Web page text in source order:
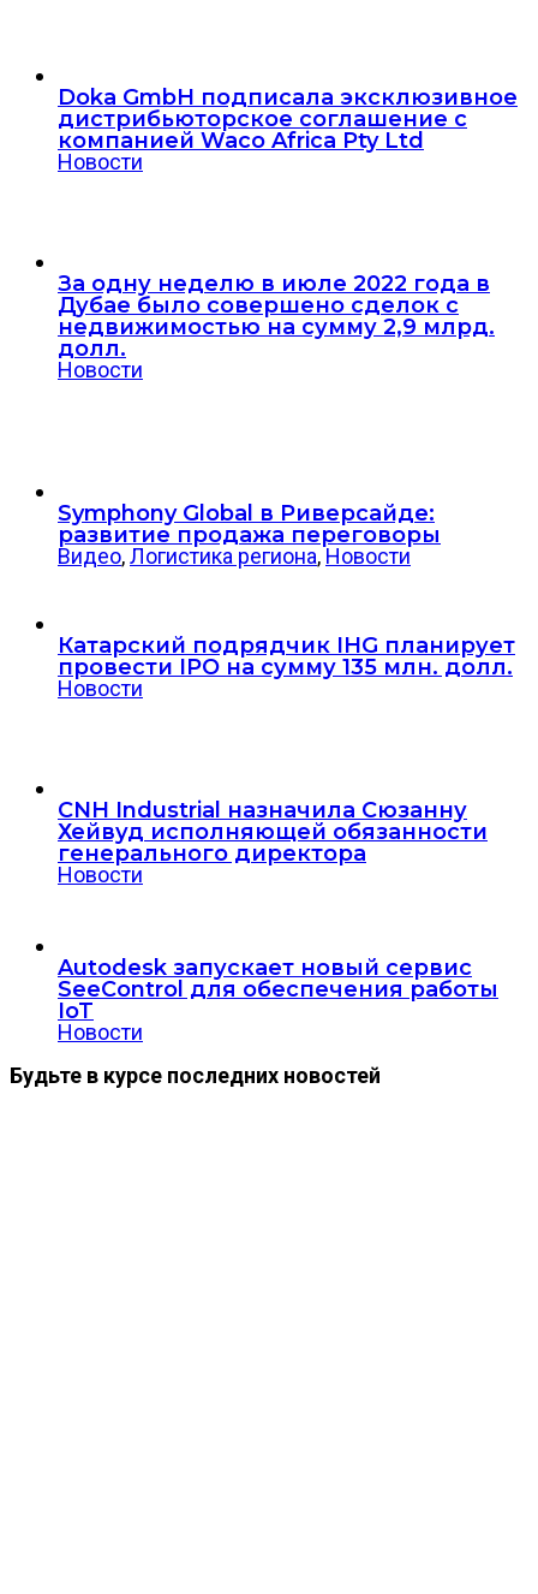
Doka GmbH подписала эксклюзивное
дистрибьюторское соглашение с
компанией Waco Africa Pty Ltd
Новости
За одну неделю в июле 2022 года в
Дубае было совершено сделок с
недвижимостью на сумму 2,9 млрд.
долл.
Новости
Symphony Global в Риверсайде:
развитие продажа переговоры
Видео,Логистика региона, Новости
Катарский подрядчик IHG планирует
провести IPO на сумму 135 млн. долл.
Новости
CNH Industrial назначила Сюзанну
Хейвуд исполняющей обязанности
генерального директора
Новости
Autodesk запускает новый сервис
SeeControl для обеспечения работы
IoT
Новости
Будьте в курсе последних новостей